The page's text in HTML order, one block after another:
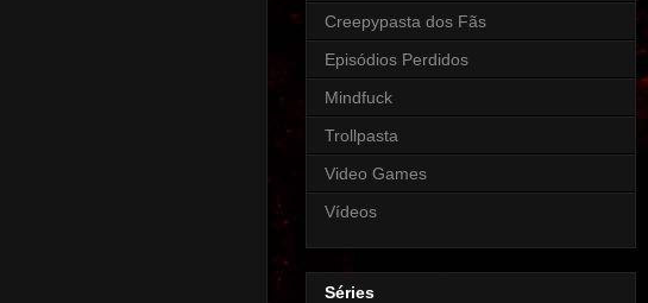
Creepypasta dos Fãs
Episódios Perdidos
Mindfuck
Trollpasta
Video Games
Vídeos
Séries